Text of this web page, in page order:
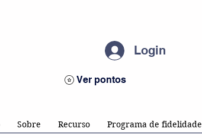
Login
Ver pontos
Sobre Recurso Programa de fidelidade